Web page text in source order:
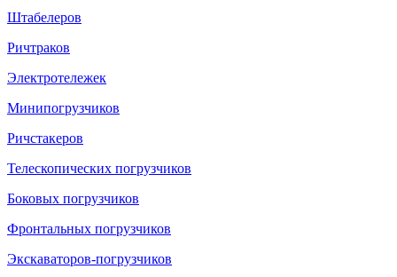
Штабелеров
Ричтраков
Электротележек
Минипогрузчиков
Ричстакеров
Телескопических погрузчиков
Боковых погрузчиков
Фронтальных погрузчиков
Экскаваторов-погрузчиков